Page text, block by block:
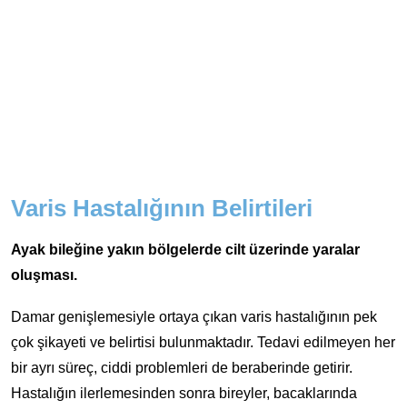
Varis Hastalığının Belirtileri
Ayak bileğine yakın bölgelerde cilt üzerinde yaralar
oluşması.
Damar genişlemesiyle ortaya çıkan varis hastalığının pek
çok şikayeti ve belirtisi bulunmaktadır. Tedavi edilmeyen her
bir ayrı süreç, ciddi problemleri de beraberinde getirir.
Hastalığın ilerlemesinden sonra bireyler, bacaklarında